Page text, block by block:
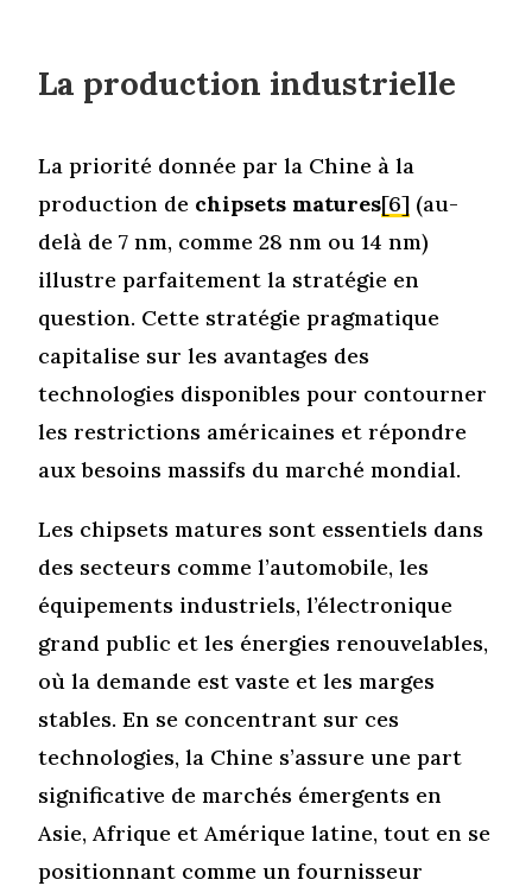
La production industrielle
La priorité donnée par la Chine à la
production de chipsets matures[6] (au-
delà de 7 nm, comme 28 nm ou 14 nm)
illustre parfaitement la stratégie en
question. Cette stratégie pragmatique
capitalise sur les avantages des
technologies disponibles pour contourner
les restrictions américaines et répondre
aux besoins massifs du marché mondial.
Les chipsets matures sont essentiels dans
des secteurs comme l’automobile, les
équipements industriels, l’électronique
grand public et les énergies renouvelables,
où la demande est vaste et les marges
stables. En se concentrant sur ces
technologies, la Chine s’assure une part
significative de marchés émergents en
Asie, Afrique et Amérique latine, tout en se
positionnant comme un fournisseur